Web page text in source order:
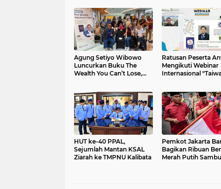
Agung Setiyo Wibowo
Luncurkan Buku The
Wealth You Can’t Lose,
Ratusan Peserta
Mengikuti Webinar
Internasional
HUT ke-40 PPAL,
Sejumlah Mantan KSAL
Ziarah ke TMPNU Kalibata
Pemkot Jakarta
Bagikan Ribuan
Merah Putih